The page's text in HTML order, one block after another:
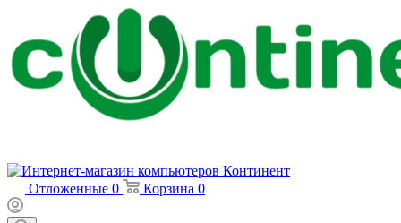
Отложенные 0 Корзина 0